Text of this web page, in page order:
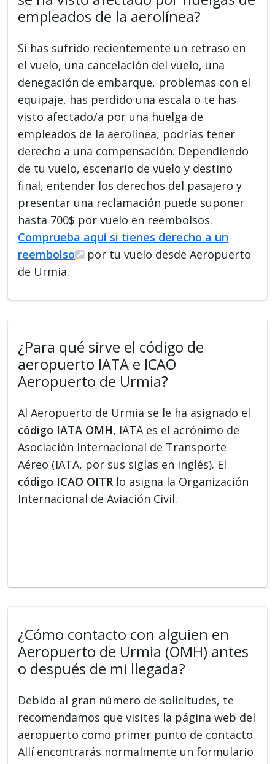
empleados de la aerolínea?
Si has sufrido recientemente un retraso en
el vuelo, una cancelación del vuelo, una
denegación de embarque, problemas con el
equipaje, has perdido una escala o te has
visto afectado/a por una huelga de
empleados de la aerolínea, podrías tener
derecho a una compensación. Dependiendo
de tu vuelo, escenario de vuelo y destino
final, entender los derechos del pasajero y
presentar una reclamación puede suponer
hasta 700$ por vuelo en reembolsos.
Comprueba aquí si tienes derecho a un
reembolso
por tu vuelo desde Aeropuerto
de Urmia.
¿Para qué sirve el código de
aeropuerto IATA e ICAO
Aeropuerto de Urmia?
Al Aeropuerto de Urmia se le ha asignado el
código IATA OMH, IATA es el acrónimo de
Asociación Internacional de Transporte
Aéreo (IATA, por sus siglas en inglés). El
código ICAO OITR lo asigna la Organización
Internacional de Aviación Civil.
¿Cómo contacto con alguien en
Aeropuerto de Urmia (OMH) antes
o después de mi llegada?
Debido al gran número de solicitudes, te
recomendamos que visites la página web del
aeropuerto como primer punto de contacto.
Allí encontrarás normalmente un formulario